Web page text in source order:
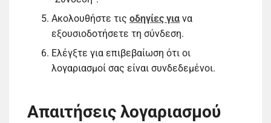
Ακολουθήστε τις οδηγίες για να
εξουσιοδοτήσετε τη σύνδεση.
Ελέγξτε για επιβεβαίωση ότι οι
λογαριασμοί σας είναι συνδεδεμένοι.
Απαιτήσεις λογαριασμού